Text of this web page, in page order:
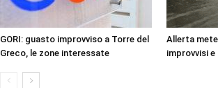
GORI: guasto improvviso a Torre del
Greco, le zone interessate
Allerta
improvvisi